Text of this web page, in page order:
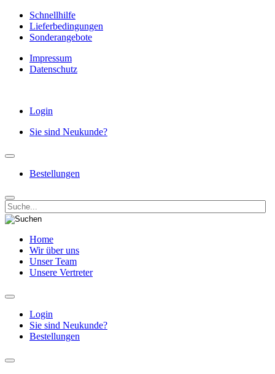
Schnellhilfe
Lieferbedingungen
Sonderangebote
Impressum
Datenschutz
Login
Sie sind Neukunde?
Bestellungen
Home
Wir über uns
Unser Team
Unsere Vertreter
Login
Sie sind Neukunde?
Bestellungen